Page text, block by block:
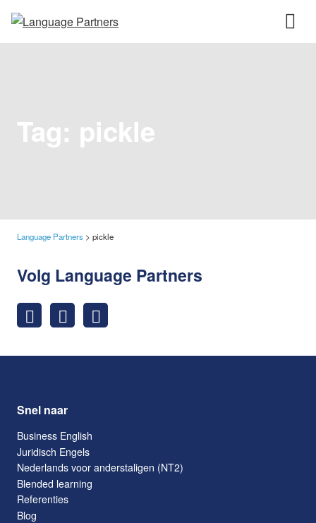
Tag: pickle
Language Partners > pickle
Volg Language Partners
Snel naar
Business English
Juridisch Engels
Nederlands voor anderstaligen (NT2)
Blended learning
Referenties
Blog